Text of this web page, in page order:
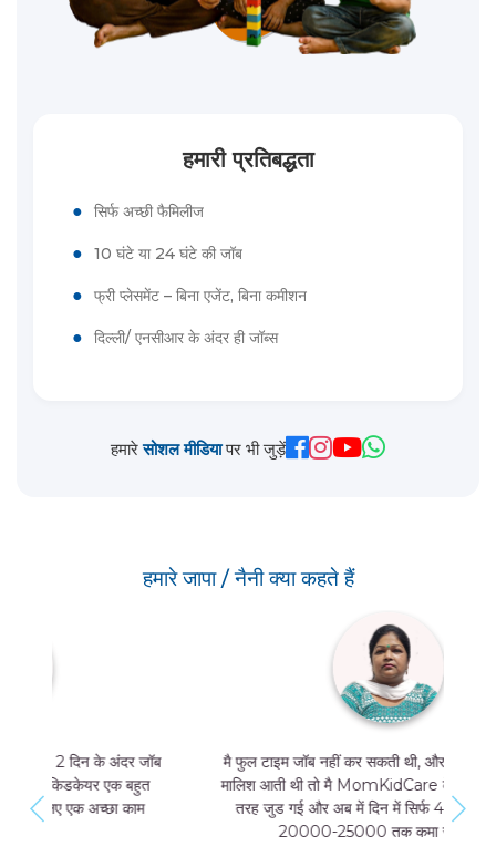
हमारी प्रतिबद्धता
● सिर्फ अच्छी फैमिलीज
● 10 घंटे या 24 घंटे की जॉब
● फ्री प्लेसमेंट – बिना एजेंट, बिना कमीशन
● दिल्ली/ एनसीआर के अंदर ही जॉब्स
हमारेसोशल मीडियापर भी जुड़ें
हमारे जापा / नैनी क्या कहते हैं
मै फुल टाइम जॉब नहीं कर सकती थी, और मुझे मां और बच्चे की
मालिश आती थी तो मै MomKidCare के साथ फ्रीलांसर की
तरह जुड गई और अब में दिन में सिर्फ 4 घंटे काम करके भी
20000-25000 तक कमा सकती हूं।